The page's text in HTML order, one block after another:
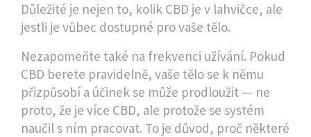
Důležité je nejen to, kolik CBD je v lahvičce, ale
jestli je vůbec dostupné pro vaše tělo.
Nezapomeňte také na frekvenci užívání. Pokud
CBD berete pravidelně, vaše tělo se k němu
přizpůsobí a účinek se může prodloužit — ne
proto, že je více CBD, ale protože se systém
naučil s ním pracovat. To je důvod, proč některé